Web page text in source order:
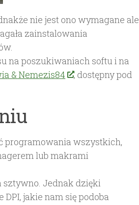
nie jest ono wymagane ale
zainstalowania
na poszukiwaniach softu i na
& Nemezis84
, dostępny pod
programowania wszystkich,
lub makrami
sztywno. Jednak dzięki
jakie nam się podoba